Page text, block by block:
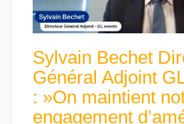
Sylvain Bechet
Général Adjoint
: »On maintient
engagement